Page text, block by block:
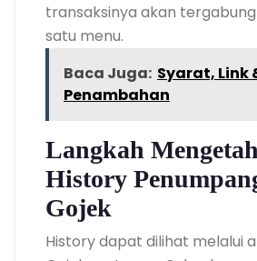
transaksinya akan
satu menu.
Baca Juga: Syarat, Link
Penambahan
Langkah
History
Gojek
History dapat dilihat melalui